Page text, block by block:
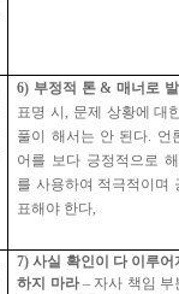
6) 부정적 톤& 매너로
표명 시 , 문제 상황에 대
풀이 해서는 안 된다. 언
어를 보다 긍정적으로
를 사용하여 적극적이며
표해야 한다,
7)사실 확인이 다 이루
하지 마라 – 자사 책임 부